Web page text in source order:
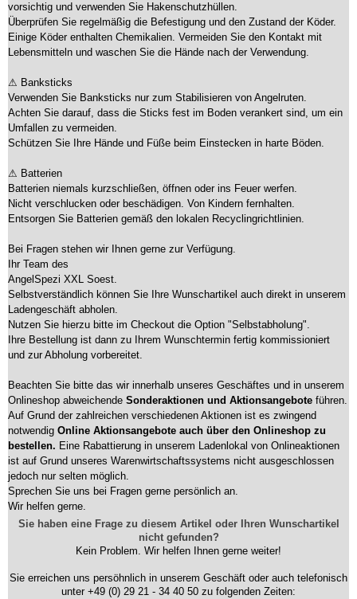
vorsichtig und verwenden Sie Hakenschutzhüllen.
Überprüfen Sie regelmäßig die Befestigung und den Zustand der Köder.
Einige Köder enthalten Chemikalien. Vermeiden Sie den Kontakt mit
Lebensmitteln und waschen Sie die Hände nach der Verwendung.
⚠ Banksticks
Verwenden Sie Banksticks nur zum Stabilisieren von Angelruten.
Achten Sie darauf, dass die Sticks fest im Boden verankert sind, um ein
Umfallen zu vermeiden.
Schützen Sie Ihre Hände und Füße beim Einstecken in harte Böden.
⚠ Batterien
Batterien niemals kurzschließen, öffnen oder ins Feuer werfen.
Nicht verschlucken oder beschädigen. Von Kindern fernhalten.
Entsorgen Sie Batterien gemäß den lokalen Recyclingrichtlinien.
Bei Fragen stehen wir Ihnen gerne zur Verfügung.
Ihr Team des
AngelSpezi XXL Soest.
Selbstverständlich können Sie Ihre Wunschartikel auch direkt in unserem
Ladengeschäft abholen.
Nutzen Sie hierzu bitte im Checkout die Option "Selbstabholung".
Ihre Bestellung ist dann zu Ihrem Wunschtermin fertig kommissioniert
und zur Abholung vorbereitet.
Beachten Sie bitte das wir innerhalb unseres Geschäftes und in unserem
Onlineshop abweichende Sonderaktionen und Aktionsangebote führen.
Auf Grund der zahlreichen verschiedenen Aktionen ist es zwingend
notwendig Online Aktionsangebote auch über den Onlineshop zu
bestellen. Eine Rabattierung in unserem Ladenlokal von Onlineaktionen
ist auf Grund unseres Warenwirtschaftssystems nicht ausgeschlossen
jedoch nur selten möglich.
Sprechen Sie uns bei Fragen gerne persönlich an.
Wir helfen gerne.
Sie haben eine Frage zu diesem Artikel oder Ihren Wunschartikel
nicht gefunden?
Kein Problem. Wir helfen Ihnen gerne weiter!
Sie erreichen uns persöhnlich in unserem Geschäft oder auch telefonisch
unter +49 (0) 29 21 - 34 40 50 zu folgenden Zeiten: